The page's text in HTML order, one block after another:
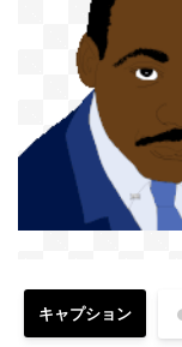
キャプション